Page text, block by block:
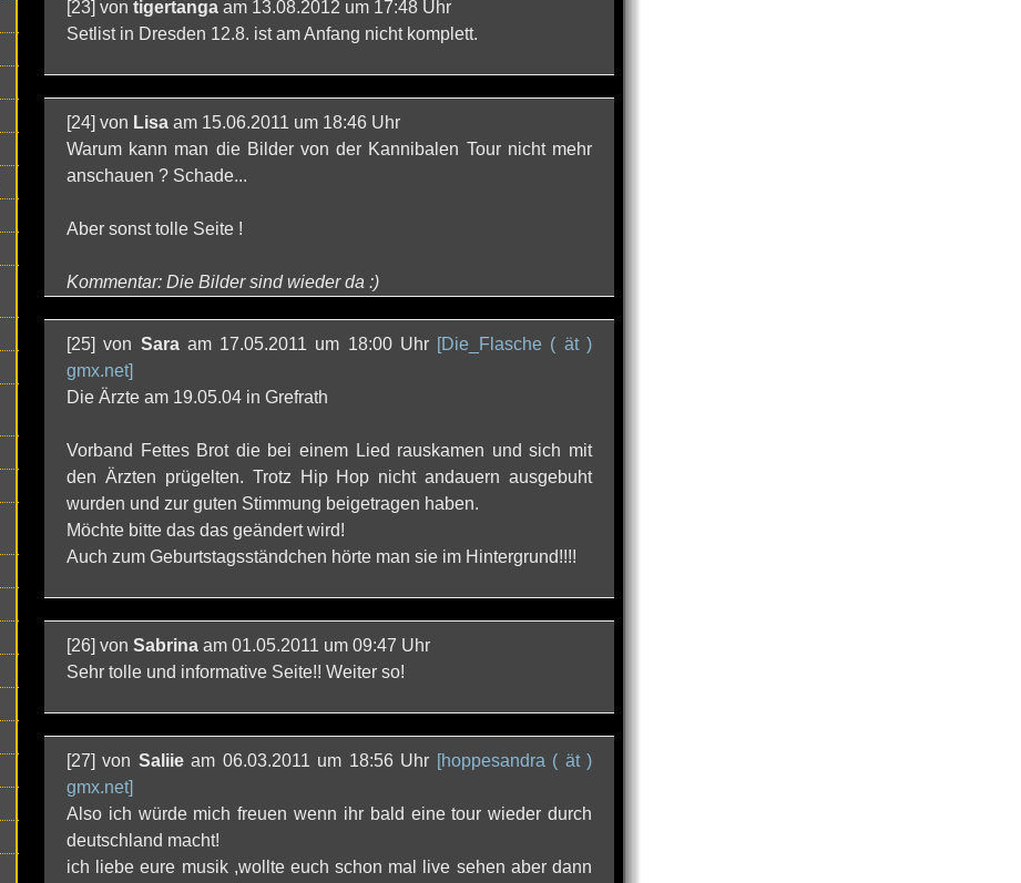
[23] von tigertanga am 13.08.2012 um 17:48 Uhr
Setlist in Dresden 12.8. ist am Anfang nicht komplett.
[24] von Lisa am 15.06.2011 um 18:46 Uhr
Warum kann man die Bilder von der Kannibalen Tour nicht mehr
anschauen ? Schade...
Aber sonst tolle Seite !
Kommentar: Die Bilder sind wieder da :)
[25] von Saraam 17.05.2011 um 18:00 Uhr [Die_Flasche ( ät )
gmx.net]
Die Ärzte am 19.05.04 in Grefrath
Vorband Fettes Brot die bei einem Lied rauskamen und sich mit
den Ärzten prügelten. Trotz Hip Hop nicht andauern ausgebuht
wurden und zur guten Stimmung beigetragen haben.
Möchte bitte das das geändert wird!
Auch zum Geburtstagsständchen hörte man sie im Hintergrund!!!!
[26] von Sabrina am 01.05.2011 um 09:47 Uhr
Sehr tolle und informative Seite!! Weiter so!
[27] von Saliieam 06.03.2011 um 18:56 Uhr [hoppesandra ( ät )
gmx.net]
Also ich würde mich freuen wenn ihr bald eine tour wieder durch
deutschland macht!
ich liebe eure musik ,wollte euch schon mal live sehen aber dann